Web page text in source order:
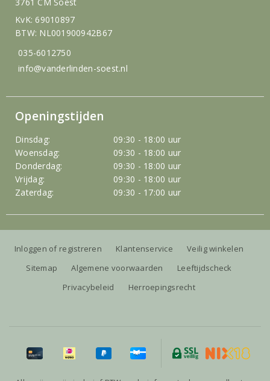
KvK: 69010897
BTW: NL001900942B67
035-6012750
info@vanderlinden-soest.nl
Openingstijden
Dinsdag:
09:30 - 18:00 uur
Woensdag:
09:30 - 18:00 uur
Donderdag:
09:30 - 18:00 uur
Vrijdag:
09:30 - 18:00 uur
Zaterdag:
09:30 - 17:00 uur
Inloggen of registreren Klantenservice
Veilig winkelen
Sitemap
Algemene voorwaarden
Leeftijdscheck
Privacybeleid
Herroepingsrecht